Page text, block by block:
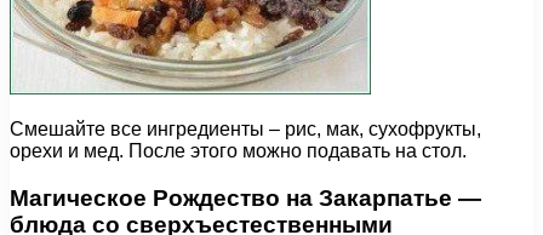
Смешайте все ингредиенты – рис, мак, сухофрукты,
орехи и мед. После этого можно подавать на стол.
Магическое Рождество на Закарпатье —
блюда со сверхъестественными